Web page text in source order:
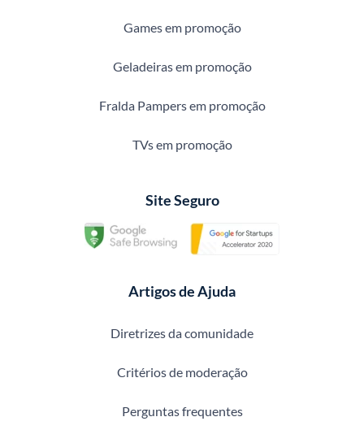
Games em promoção
Geladeiras em promoção
Fralda Pampers em promoção
TVs em promoção
Site Seguro
Artigos de Ajuda
Diretrizes da comunidade
Critérios de moderação
Perguntas frequentes